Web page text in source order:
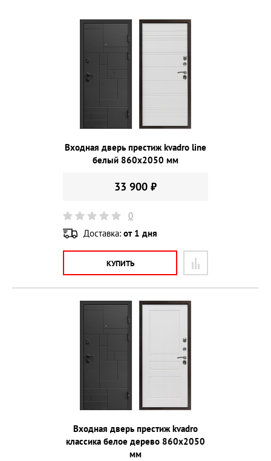
Входная дверь престиж kvadro line
белый 860х2050 мм
33 900 ₽
0
Доставка: от 1 дня
КУПИТЬ
Входная дверь престиж kvadro
классика белое дерево 860х2050
мм